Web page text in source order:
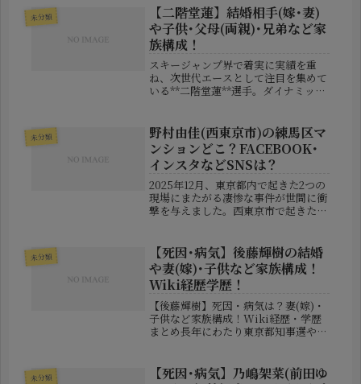
物を持った男性が警察官に向かってき
たため、警察官が威嚇射撃を行った
後、...
未分類
【二階堂蓮】結婚相手(嫁･妻)
や子供･父母(両親)･兄弟など家
族構成！
スキージャンプ界で着実に実績を重
ね、次世代エースとして注目を集めて
いる**二階堂蓮**選手。ダイナミック
ます。競技での活躍が増えるにつれ、
プライベート、とりわけ「結婚して
い...
未分類
野村由佳(西東京市)の練馬区マ
ンションどこ？FACEBOOK･
インスタなどSNSは？
2025年12月、東京都内で起きた2つの
現場にまたがる凄惨な事件が世間に衝
撃を与えました。西東京市で起きた母
馬区のマンションで発見された男性遺
体――この2件は、単なる偶然で...
未分類
【死因･病気】後藤輝樹の結婚
や妻(嫁)･子供など家族構成！
Wiki経歴学歴！
【後藤輝樹】死因・病気は？妻(嫁)・
子供など家族構成！Wiki経歴・学歴
まとめ長年にわたり東京都知事選や地
れた後藤輝樹さん。2026年6月29日、
未分類
【死因･病気】乃嶋架菜(前田ゆ